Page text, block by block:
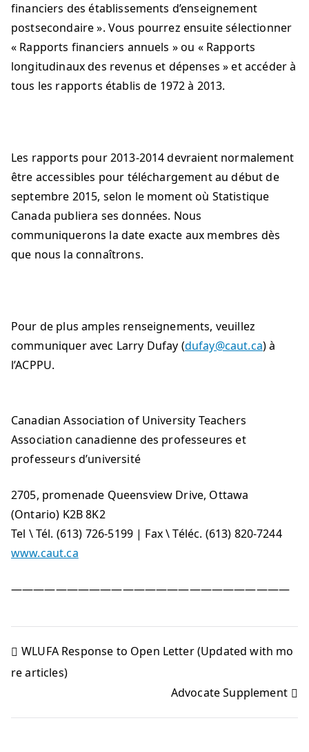
financiers des établissements d’enseignement
postsecondaire ». Vous pourrez ensuite sélectionner
« Rapports financiers annuels » ou « Rapports
longitudinaux des revenus et dépenses » et accéder à
tous les rapports établis de 1972 à 2013.
Les rapports pour 2013-2014 devraient normalement
être accessibles pour téléchargement au début de
septembre 2015, selon le moment où Statistique
Canada publiera ses données. Nous
communiquerons la date exacte aux membres dès
que nous la connaîtrons.
Pour de plus amples renseignements, veuillez
communiquer avec Larry Dufay (dufay@caut.ca) à
l’ACPPU.
Canadian Association of University Teachers
Association canadienne des professeures et
professeurs d’université
2705, promenade Queensview Drive, Ottawa
(Ontario) K2B 8K2
Tel \ Tél. (613) 726-5199 | Fax \ Téléc. (613) 820-7244
www.caut.ca
—————————————————————————
WLUFA Response to Open Letter (Updated with mo
re articles)
Advocate Supplement